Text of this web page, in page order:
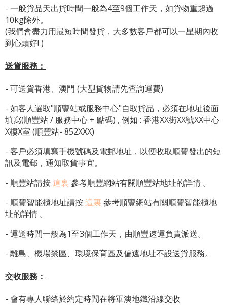
- 一般貨品天出貨時間一般為4至9個工作天，如貨物重超過
10kg除外。
(我們會盡力用最短時間發貨，大多數客戶都可以一星期內收
到心頭好! )
送貨服務：
- 可送貨香港、澳門 (大型貨物請先查詢運費)
- 如客人選取"順豐站或服務中心"自取貨品，必須在地址後面
填寫(順豐站 / 服務中心 + 點碼) , 例如 : 香港XX街XX號XX中心
X樓X室 (順豐站- 852XXX)
- 客戶必須填寫手機號碼及電郵地址，以便收取順豐發出的短
訊及電郵，通知取貨事宜。
- 順豐站請按這裏 參考順豐網站有關順豐站地址的詳情 。
- 順豐智能櫃地址請按這裏 參考順豐網站有關順豐智能櫃地
址的詳情 。
- 運送時間一般為1至3個工作天，由順豐速運負責派送。
- 離島、機場禁區、環境保育區及偏遠地址不設送貨服務。
交收服務：
- 會有專人聯絡於約定時間在將軍澳地鐵沿線交收